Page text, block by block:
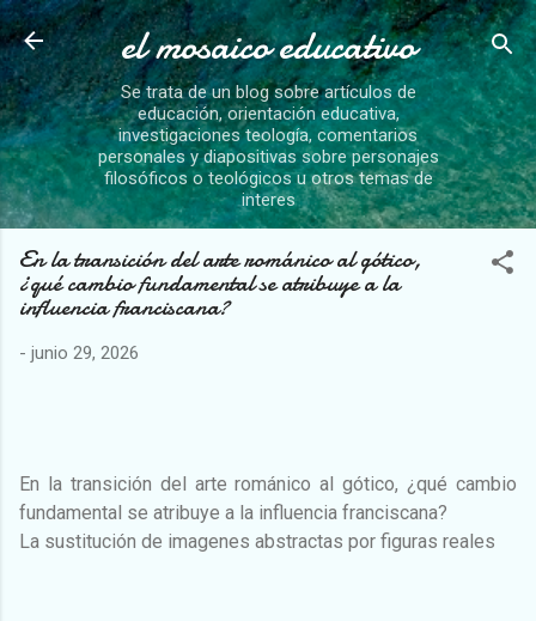
Ir al contenido principal
el mosaico educativo
Se trata de un blog sobre artículos de
educación, orientación educativa,
investigaciones teología, comentarios
personales y diapositivas sobre personajes
filosóficos o teológicos u otros temas de
interes
En la transición del arte románico al gótico,
¿qué cambio fundamental se atribuye a la
influencia franciscana?
- junio 29, 2026
En la transición del arte románico al gótico, ¿qué cambio
fundamental se atribuye a la influencia franciscana?
La sustitución de imagenes abstractas por figuras reales